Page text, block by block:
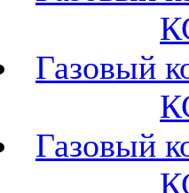
Газовый
Газовый